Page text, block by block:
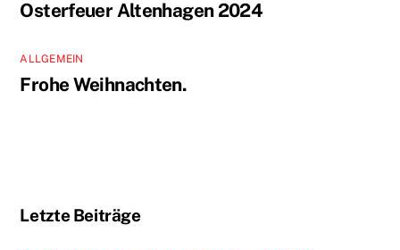
Osterfeuer Altenhagen 2024
ALLGEMEIN
Frohe Weihnachten.
Letzte Beiträge